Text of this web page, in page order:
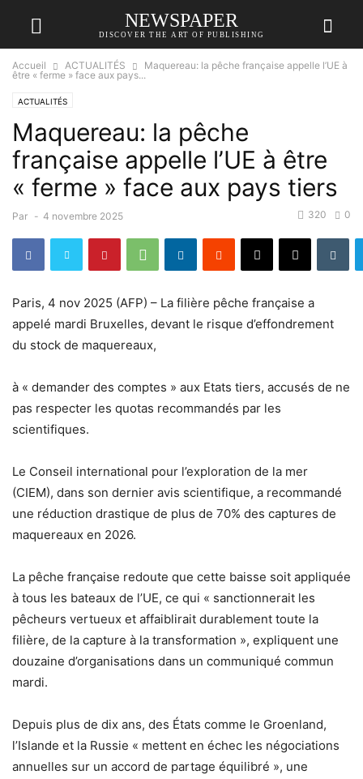
NEWSPAPER
DISCOVER THE ART OF PUBLISHING
Accueil ACTUALITÉS
Maquereau: la pêche française appelle l’UE à
être « ferme » face aux pays...
ACTUALITÉS
Maquereau: la pêche
française appelle l’UE à être
« ferme » face aux pays tiers
Par - 4 novembre 2025 0
320
Paris, 4 nov 2025 (AFP) – La filière pêche française a
appelé mardi Bruxelles, devant le risque d’effondrement
du stock de maquereaux,
à « demander des comptes » aux Etats tiers, accusés de ne
pas respecter les quotas recommandés par les
scientifiques.
Le Conseil international pour l’exploration de la mer
(CIEM), dans son dernier avis scientifique, a recommandé
une réduction drastique de plus de 70% des captures de
maquereaux en 2026.
La pêche française redoute que cette baisse soit appliquée
à tous les bateaux de l’UE, ce qui « sanctionnerait les
pêcheurs vertueux et affaiblirait durablement toute la
filière, de la capture à la transformation », expliquent une
douzaine d’organisations dans un communiqué commun
mardi.
Depuis plus de dix ans, des États comme le Groenland,
l’Islande et la Russie « mettent en échec les négociations
annuelles sur un accord de partage équilibré », une